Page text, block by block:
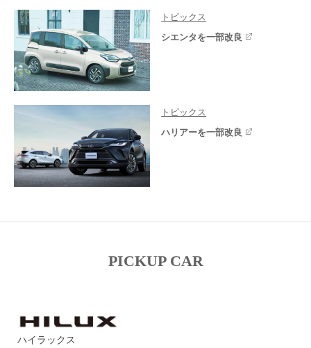
トピックス
シエンタを一部改良
トピックス
ハリアーを一部改良
PICKUP CAR
ハイラックス